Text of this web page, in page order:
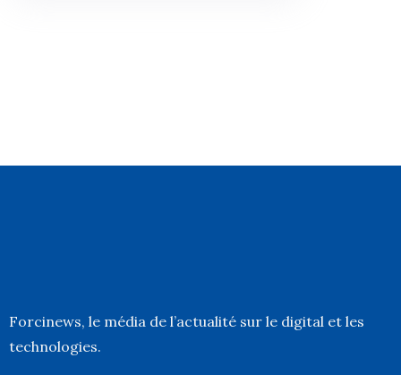
Forcinews, le média de l’actualité sur le digital et les
technologies.